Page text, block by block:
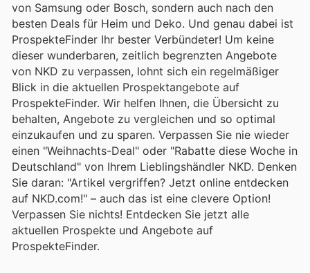
von Samsung oder Bosch, sondern auch nach den
besten Deals für Heim und Deko. Und genau dabei ist
ProspekteFinder Ihr bester Verbündeter! Um keine
dieser wunderbaren, zeitlich begrenzten Angebote
von NKD zu verpassen, lohnt sich ein regelmäßiger
Blick in die aktuellen Prospektangebote auf
ProspekteFinder. Wir helfen Ihnen, die Übersicht zu
behalten, Angebote zu vergleichen und so optimal
einzukaufen und zu sparen. Verpassen Sie nie wieder
einen "Weihnachts-Deal" oder "Rabatte diese Woche in
Deutschland" von Ihrem Lieblingshändler NKD. Denken
Sie daran: "Artikel vergriffen? Jetzt online entdecken
auf NKD.com!" – auch das ist eine clevere Option!
Verpassen Sie nichts! Entdecken Sie jetzt alle
aktuellen Prospekte und Angebote auf
ProspekteFinder.